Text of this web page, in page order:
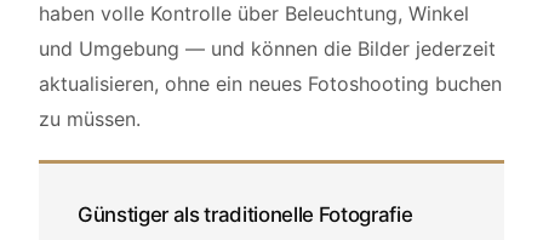
haben volle Kontrolle über Beleuchtung, Winkel
und Umgebung — und können die Bilder jederzeit
aktualisieren, ohne ein neues Fotoshooting buchen
zu müssen.
Günstiger als traditionelle Fotografie